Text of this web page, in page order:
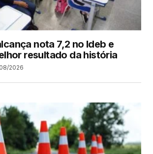
nota 7,2 no Ideb e
resultado da história
2026